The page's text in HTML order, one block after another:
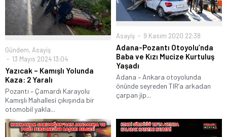
Gündem, Asayiş
13 Mayıs 2024 13:04
Yazıcak – Kamışlı Yolunda
Kaza: 2 Yaralı
Pozantı – Çamardı Karayolu
Kamışlı Mahallesi çıkışında bir
otomobil yakla...
Asayiş 9 Kasım 2020 22:38
Adana-Pozantı Otoyolu’nda
Baba ve Kızı Mucize Kurtuluş
Yaşadı
Adana – Ankara otoyolunda
önünde seyreden TIR’a arkadan
çarpan jip...